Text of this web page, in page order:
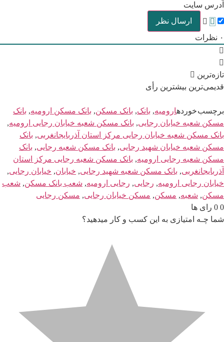
آدرس سایت
۰ نظرات
تازه‌ترین
قدیمی‌ترین بیشترین رأی
برچسب خوردهارومیه, بانک, بانک مسکن, بانک مسکن ارومیه, بانک
مسکن شعبه خیابان رجایی, بانک مسکن شعبه خیابان رجایی ارومیه,
بانک مسکن شعبه خیابان رجایی مرکز استان آذربایجانغربی, بانک
مسکن شعبه خیابان شهید رجایی, بانک مسکن شعبه رجایی, بانک
مسکن شعبه رجایی ارومیه, بانک مسکن شعبه رجایی مرکز استان
آذربایجانغربی, بانک مسکن شعبه شهید رجایی, خیابان, خیابان رجایی,
خیابان رجایی ارومیه, رجایی, رجایی ارومیه, شعب بانک مسکن, شعب
مسکن, شعبه, مسکن, مسکن خیابان رجایی, مسکن رجایی
0
0 رای ها
شما چـه امتیازی به این کسب و کار میدهید؟